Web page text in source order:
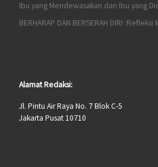
Ibu yang Mendewasakan dan Ibu yang
BERHARAP DAN BERSERAH DIRI
Alamat Redaksi:
Jl. Pintu Air Raya No. 7 Blok C-5
Jakarta Pusat 10710